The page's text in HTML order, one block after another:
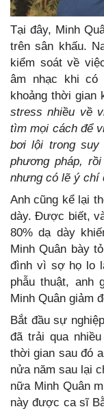
Tại đây, Minh
trên sân khấu.
kiểm soát về
âm nhạc khi
khoảng thời gian
stress nhiều về
tìm mọi cách để
bơi lội trong suy
phương pháp,
nhưng có lẽ ý chí
Anh cũng kể lại
dày. Được biết,
80% dạ dày
Minh Quân bày
đình vì sợ họ lo
phẫu thuật, anh
Minh Quân giảm
Bắt đầu sự
đã trải qua
thời gian sau đó
nửa năm sau lại
nữa Minh Quân
này được ca sĩ